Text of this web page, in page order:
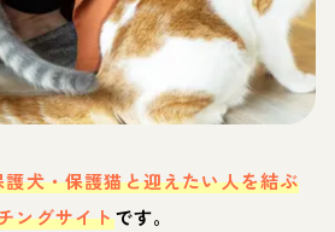
護犬・保護猫と迎えたい人を結ぶ
ングサイトです。